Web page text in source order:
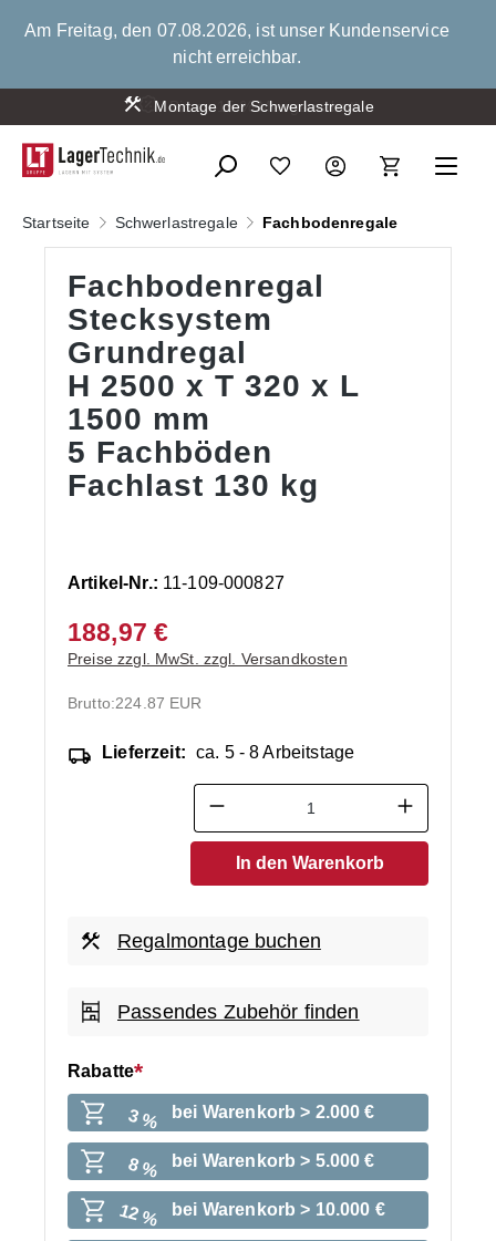
springen
Am Freitag, den 07.08.2026, ist unser Kundenservice
nicht erreichbar.
Montage der Schwerlastregale
Startseite Schwerlastregale Fachbodenregale
Fachbodenregal
Stecksystem
Grundregal
H 2500 x T 320 x L
1500 mm
5 Fachböden
Fachlast 130 kg
Artikel-Nr.: 11-109-000827
188,97 €
Preise zzgl. MwSt. zzgl. Versandkosten
Brutto:224.87 EUR
Lieferzeit: ca. 5 - 8 Arbeitstage
Produkt Anzahl: Gib den
In den Warenkorb
Regalmontage buchen
Passendes Zubehör finden
Rabatte
3 % bei Warenkorb > 2.000 €
8 % bei Warenkorb > 5.000 €
12 % bei Warenkorb > 10.000 €